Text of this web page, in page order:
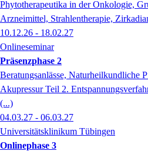
Phytotherapeutika in der Onkologie,
Arzneimittel, Strahlentherapie,
10.12.26 - 18.02.27
Onlineseminar
Präsenzphase 2
Beratungsanlässe, Naturheilkundliche
Akupressur Teil 2.
(...)
04.03.27 - 06.03.27
Universitätsklinikum Tübingen
Onlinephase 3